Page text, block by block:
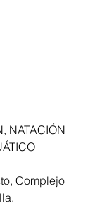
NATACIÓN
Complejo